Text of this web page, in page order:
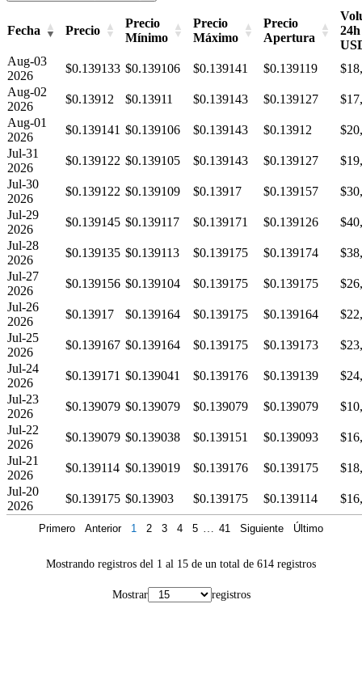
Fecha Precio
Precio
Mínimo
Precio
Máximo
Precio
Apertura
24h
Aug-03
2026
$0.139133 $0.139106 $0.139141 $0.139119
Aug-02
2026
$0.13912 $0.13911 $0.139143 $0.139127
Aug-01
2026
$0.139141 $0.139106 $0.139143 $0.13912
Jul-31
2026
$0.139122 $0.139105 $0.139143 $0.139127
Jul-30
2026
$0.139122 $0.139109 $0.13917 $0.139157
Jul-29
2026
$0.139145 $0.139117 $0.139171 $0.139126
Jul-28
2026
$0.139135 $0.139113 $0.139175 $0.139174
Jul-27
2026
$0.139156 $0.139104 $0.139175 $0.139175
Jul-26
2026
$0.13917 $0.139164 $0.139175 $0.139164
Jul-25
2026
$0.139167 $0.139164 $0.139175 $0.139173
Jul-24
2026
$0.139171 $0.139041 $0.139176 $0.139139
Jul-23
2026
$0.139079 $0.139079 $0.139079 $0.139079
Jul-22
2026
$0.139079 $0.139038 $0.139151 $0.139093
Jul-21
2026
$0.139114 $0.139019 $0.139176 $0.139175
Jul-20
2026
$0.139175 $0.13903 $0.139175 $0.139114
Mostrando registros del 1 al 15 de un total de 614 registros
Mostrar registros
Primero Anterior 1 2 3 4 5 41 Siguiente Último